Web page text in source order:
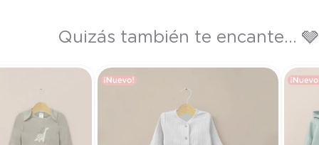
Quizás también te encante... 🩶